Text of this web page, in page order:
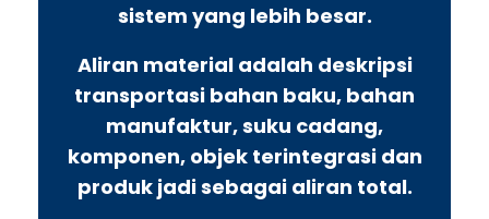
sistem yang lebih besar.
Aliran material adalah deskripsi
transportasi bahan baku, bahan
manufaktur, suku cadang,
komponen, objek terintegrasi dan
produk jadi sebagai aliran total.